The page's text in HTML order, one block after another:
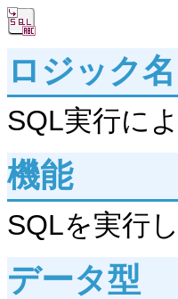
ロジック名
SQL実行に
機能
SQLを実行
データ型